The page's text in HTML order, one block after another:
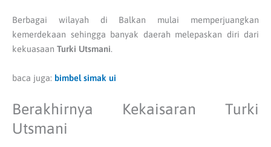
Berbagai wilayah di Balkan mulai memperjuangkan
kemerdekaan sehingga banyak daerah melepaskan diri dari
kekuasaan Turki Utsmani.
baca juga: bimbel simak ui
Berakhirnya Kekaisaran Turki
Utsmani